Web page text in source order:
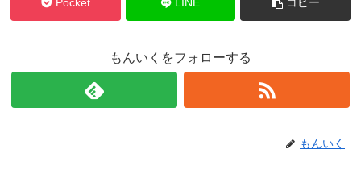
Pocket LINE コピー
もんいくをフォローする
もんいく